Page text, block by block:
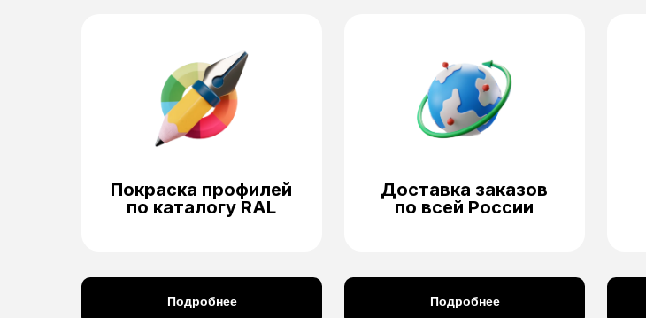
Доставка заказов
по всей России
Покраска профилей
по каталогу RAL
Подробнее Подробнее